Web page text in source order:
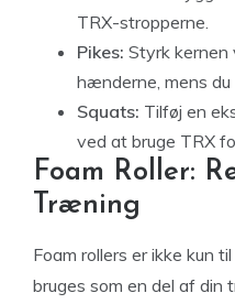
TRX-stropperne.
Pikes: Styrk kernen
hænderne, mens
Squats: Tilføj en
ved at bruge TRX
Foam Roller:
Træning
Foam rollers er ikke kun
bruges som en del af